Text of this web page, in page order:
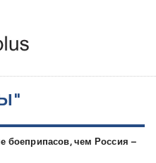
боеприпасов, чем Россия –